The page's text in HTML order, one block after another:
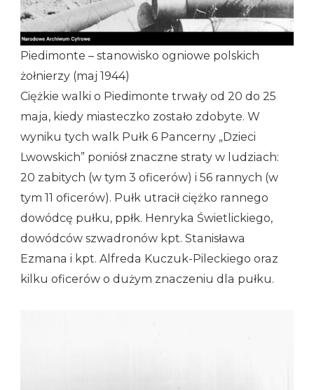
Piedimonte – stanowisko ogniowe polskich
żołnierzy (maj 1944)
Ciężkie walki o Piedimonte trwały od 20 do 25
maja, kiedy miasteczko zostało zdobyte. W
wyniku tych walk Pułk 6 Pancerny „Dzieci
Lwowskich” poniósł znaczne straty w ludziach:
20 zabitych (w tym 3 oficerów) i 56 rannych (w
tym 11 oficerów). Pułk utracił ciężko rannego
dowódcę pułku, ppłk. Henryka Świetlickiego,
dowódców szwadronów kpt. Stanisława
Ezmana i kpt. Alfreda Kuczuk-Pileckiego oraz
kilku oficerów o dużym znaczeniu dla pułku.